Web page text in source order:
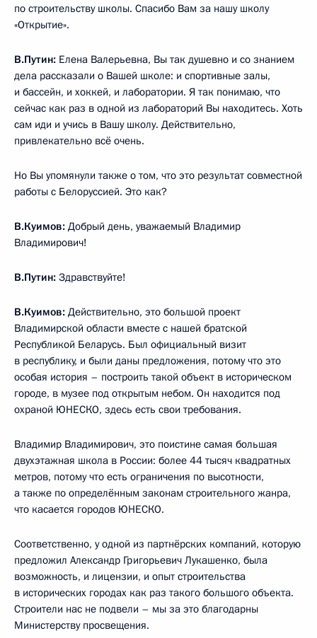
по строительству школы. Спасибо Вам за нашу школу
«Открытие».
В.Путин: Елена Валерьевна, Вы так душевно и со знанием
дела рассказали о Вашей школе: и спортивные залы,
и бассейн, и хоккей, и лаборатории. Я так понимаю, что
сейчас как раз в одной из лабораторий Вы находитесь. Хоть
сам иди и учись в Вашу школу. Действительно,
привлекательно всё очень.
Но Вы упомянули также о том, что это результат совместной
работы с Белоруссией. Это как?
В.Куимов: Добрый день, уважаемый Владимир
Владимирович!
В.Путин: Здравствуйте!
В.Куимов: Действительно, это большой проект
Владимирской области вместе с нашей братской
Республикой Беларусь. Был официальный визит
в республику, и были даны предложения, потому что это
особая история – построить такой объект в историческом
городе, в музее под открытым небом. Он находится под
охраной ЮНЕСКО, здесь есть свои требования.
Владимир Владимирович, это поистине самая большая
двухэтажная школа в России: более 44 тысяч квадратных
метров, потому что есть ограничения по высотности,
а также по определённым законам строительного жанра,
что касается городов ЮНЕСКО.
Соответственно, у одной из партнёрских компаний, которую
предложил Александр Григорьевич Лукашенко, была
возможность, и лицензии, и опыт строительства
в исторических городах как раз такого большого объекта.
Строители нас не подвели – мы за это благодарны
Министерству просвещения.